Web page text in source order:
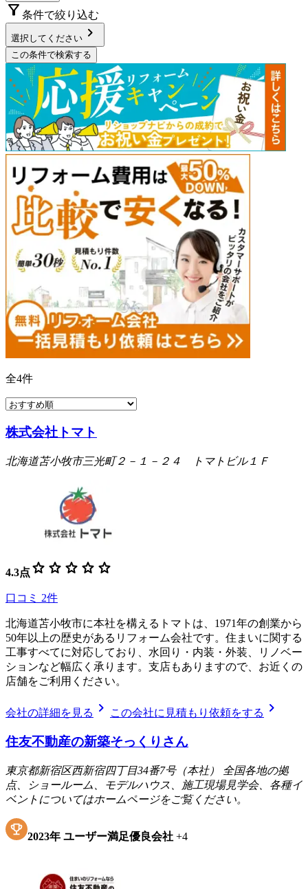
filter_alt 条件で絞り込む
選択してください chevron_right
この条件で検索する
全4件
株式会社トマト
北海道苫小牧市三光町２－１－２４ トマトビル１Ｆ
4.3点 star star star star star
口コミ 2件
北海道苫小牧市に本社を構えるトマトは、1971年の創業から
50年以上の歴史があるリフォーム会社です。住まいに関する
工事すべてに対応しており、水回り・内装・外装、リノベー
ションなど幅広く承ります。支店もありますので、お近くの
店舗をご利用ください。
会社の詳細を見る chevron_right この会社に見積もり依頼をする chevron_right
住友不動産の新築そっくりさん
東京都新宿区西新宿四丁目34番7号（本社） 全国各地の拠
点、ショールーム、モデルハウス、施工現場見学会、各種イ
ベントについてはホームページをご覧ください。
2023年 ユーザー満足優良会社 +4